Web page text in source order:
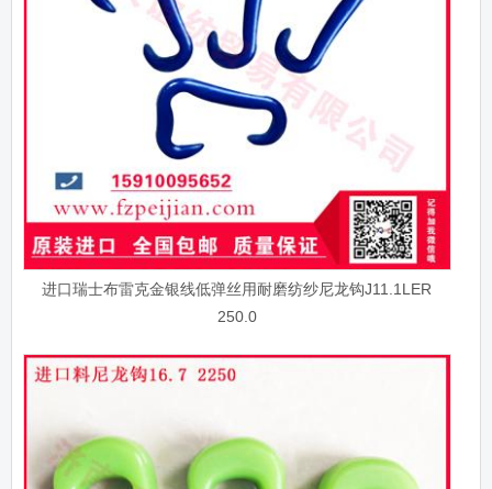
进口瑞士布雷克金银线低弹丝用耐磨纺纱尼龙钩J11.1LER
250.0